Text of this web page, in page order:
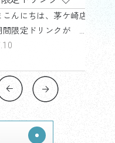
こんにちは、茅ヶ崎店
月も半ばになり、そろ